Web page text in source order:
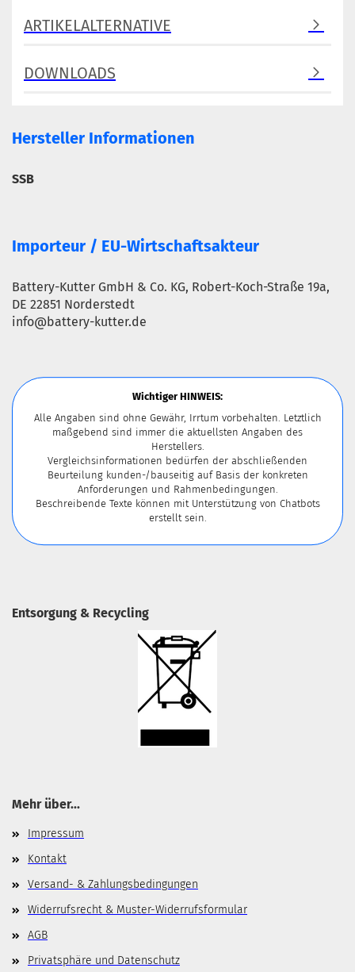
ARTIKELALTERNATIVE
DOWNLOADS
Hersteller Informationen
SSB
Importeur / EU-Wirtschaftsakteur
Battery-Kutter GmbH & Co. KG, Robert-Koch-Straße 19a,
DE 22851 Norderstedt
info@battery-kutter.de
Wichtiger HINWEIS:
Alle Angaben sind ohne Gewähr, Irrtum vorbehalten. Letztlich
maßgebend sind immer die aktuellsten Angaben des
Herstellers.
Vergleichsinformationen bedürfen der abschließenden
Beurteilung kunden-/bauseitig auf Basis der konkreten
Anforderungen und Rahmenbedingungen.
Beschreibende Texte können mit Unterstützung von Chatbots
erstellt sein.
Entsorgung & Recycling
Mehr über...
Impressum
Kontakt
Versand- & Zahlungsbedingungen
Widerrufsrecht & Muster-Widerrufsformular
AGB
Privatsphäre und Datenschutz